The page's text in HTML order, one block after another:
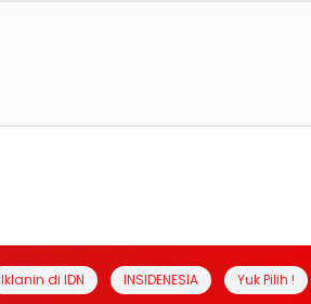
Iklanin di IDN INSIDENESIA Yuk Pilih !